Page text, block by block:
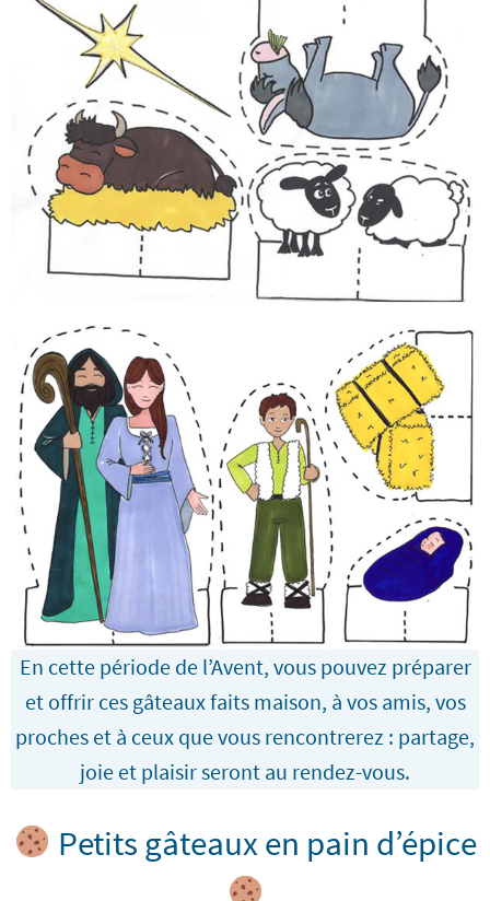
En cette période de l’Avent, vous pouvez préparer
et offrir ces gâteaux faits maison, à vos amis, vos
proches et à ceux que vous rencontrerez : partage,
joie et plaisir seront au rendez-vous.
Petits gâteaux en pain d’épice